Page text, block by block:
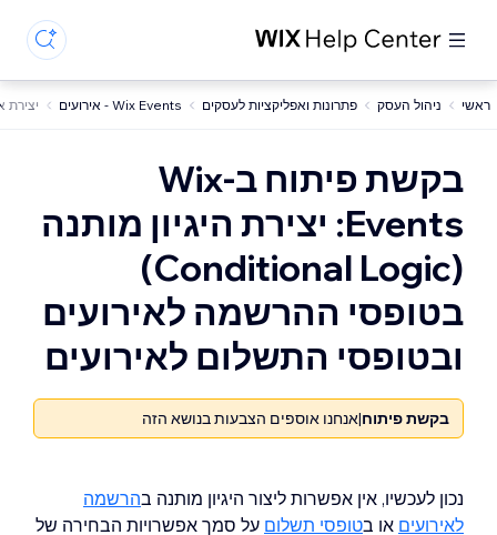
ראשי ניהול העסק פתרונות ואפליקציות לעסקים Wix Events - אירועים יצירת
בקשת פיתוח ב-Wix
Events: יצירת היגיון מותנה
(Conditional Logic)
בטופסי ההרשמה לאירועים
ובטופסי התשלום לאירועים
בקשת פיתוח|אנחנו אוספים הצבעות בנושא הזה
נכון לעכשיו, אין אפשרות ליצור היגיון מותנה בהרשמה
לאירועים או בטופסי תשלום על סמך אפשרויות הבחירה של